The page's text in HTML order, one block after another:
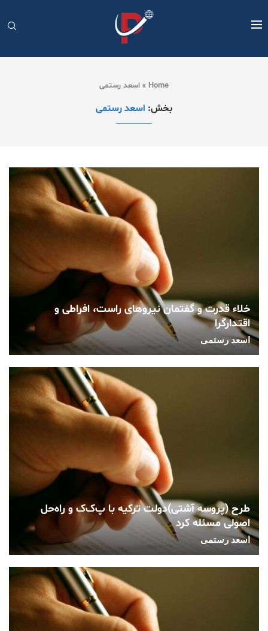
Home
» اسعد رستمی
بخش: اسعد رستمی
خلاء قدرت و گفتمان نیروهای راست، افراطی و
اقتدارگرا
اسعد رستمی
طرح (پروسه آشتی)دولت ترکیه با پ‌ک‌ک و راه‌حل
اصولی مسئله کرد
اسعد رستمی